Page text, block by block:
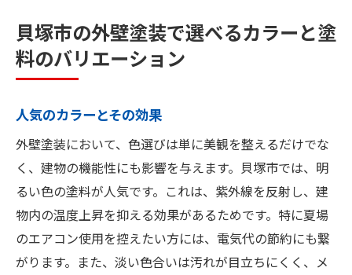
貝塚市の外壁塗装で選べるカラーと塗
料のバリエーション
人気のカラーとその効果
外壁塗装において、色選びは単に美観を整えるだけでな
く、建物の機能性にも影響を与えます。貝塚市では、明
るい色の塗料が人気です。これは、紫外線を反射し、建
物内の温度上昇を抑える効果があるためです。特に夏場
のエアコン使用を控えたい方には、電気代の節約にも繋
がります。また、淡い色合いは汚れが目立ちにくく、メ